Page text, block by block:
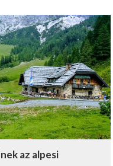
az alpesi